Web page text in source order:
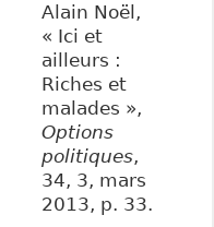
Alain Noël,
« Ici et
ailleurs :
Riches et
malades »,
Options
politiques,
34, 3, mars
2013, p. 33.